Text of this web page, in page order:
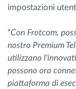
impostazioni
“Con Frotcom,
nostro Premium
utilizzano
possono ora
piattaforma di